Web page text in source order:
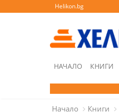
Helikon.bg
НАЧАЛО КНИГИ
Начало Книги